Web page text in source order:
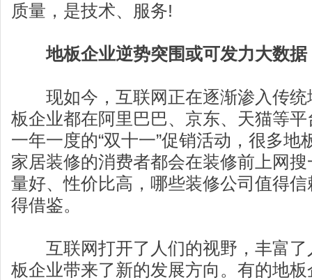
质量，是技术、服务!
地板企业逆势突围或可发力大数据
现如今，互联网正在逐渐渗入传统
板企业都在阿里巴巴、京东、天猫等
一年一度的“双十一”促销活动，很多地
家居装修的消费者都会在装修前上网
量好、性价比高，哪些装修公司值得
得借鉴。
互联网打开了人们的视野，丰富了
板企业带来了新的发展方向。有的地